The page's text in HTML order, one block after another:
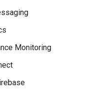
Monitoring